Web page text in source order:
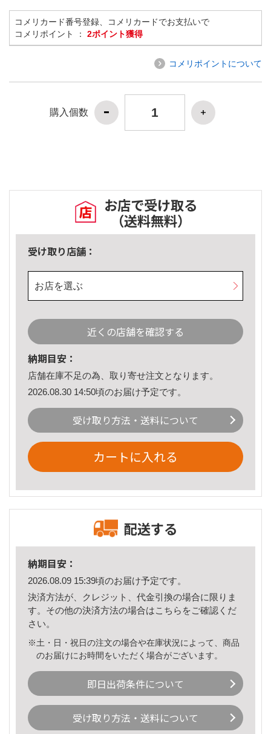
コメリカード番号登録、コメリカードでお支払いで
コメリポイント ： 2ポイント獲得
コメリポイントについて
購入個数
お店で受け取る
（送料無料）
受け取り店舗：
お店を選ぶ
近くの店舗を確認する
納期目安：
店舗在庫不足の為、取り寄せ注文となります。
2026.08.30 14:50頃のお届け予定です。
受け取り方法・送料について
カートに入れる
配送する
納期目安：
2026.08.09 15:39頃のお届け予定です。
決済方法が、クレジット、代金引換の場合に限りま
す。その他の決済方法の場合はこちら をご確認くだ
さい。
※土・日・祝日の注文の場合や在庫状況によって、商品
のお届けにお時間をいただく場合がございます。
即日出荷条件について
受け取り方法・送料について